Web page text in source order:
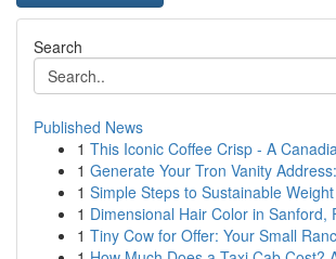
Search
Published News
1 This Iconic Coffee Crisp - A
1 Generate Your Tron Vanity
1 Simple Steps to Sustainable
1 Dimensional Hair Color in Sanford,
1 Tiny Cow for Offer: Your Small